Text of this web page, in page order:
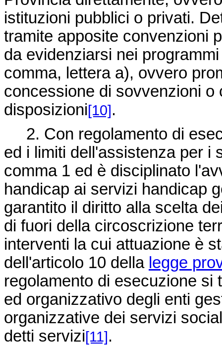
istituzioni pubblici o privati.
tramite apposite convenzioni
da evidenziarsi nei
comma, lettera a), ovvero
concessione di sovvenzioni o
disposizioni[10].
2. Con regolamento di
ed i limiti dell'assistenza per i
comma 1 ed è disciplinato
handicap ai servizi handicap
garantito il diritto alla scelta
di fuori della circoscrizione
interventi la cui attuazione è
dell'articolo 10 della legge
regolamento di esecuzione si
ed organizzativo degli enti
organizzative dei servizi
detti servizi[11].